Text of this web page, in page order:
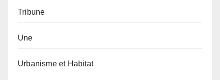
Tribune
Une
Urbanisme et Habitat